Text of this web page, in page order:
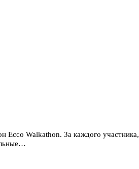
Ecco Walkathon. За каждого участника,